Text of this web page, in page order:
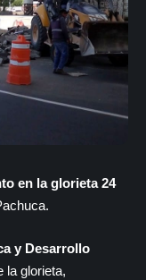
en la glorieta 24
y Desarrollo
la glorieta,